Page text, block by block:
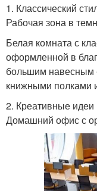
1. Классический
Рабочая зона в
Белая комната с
оформленной в
большим навесным
книжными полками
2. Креативные идеи
Домашний офис с